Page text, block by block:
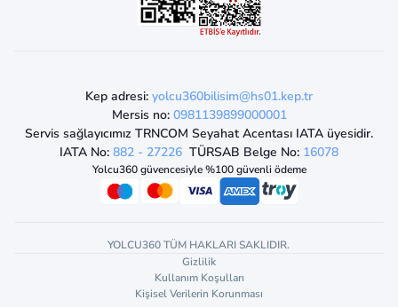
Kep adresi: yolcu360bilisim@hs01.kep.tr
Mersis no: 0981139899000001
Servis sağlayıcımız TRNCOM Seyahat Acentası IATA üyesidir.
IATA No: 882 - 27226 TÜRSAB Belge No: 16078
Yolcu360 güvencesiyle %100 güvenli ödeme
YOLCU360 TÜM HAKLARI SAKLIDIR.
Gizlilik
Kullanım Koşulları
Kişisel Verilerin Korunması